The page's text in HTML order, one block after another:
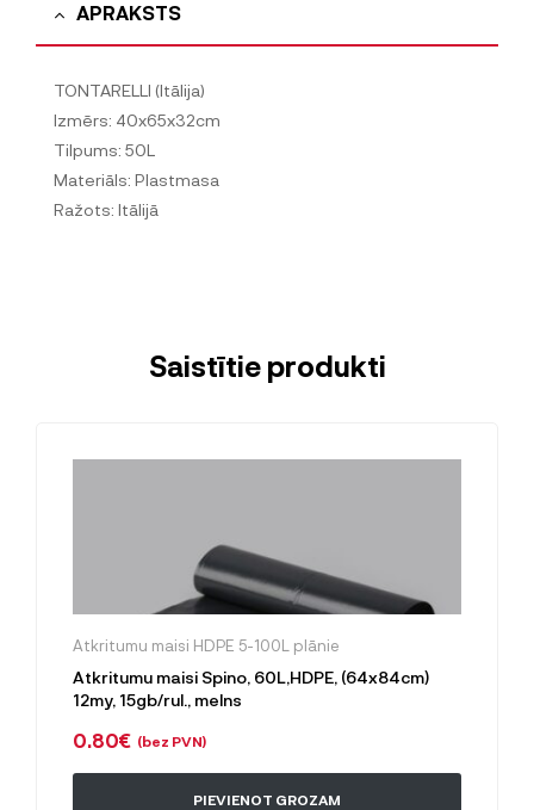
APRAKSTS
TONTARELLI (Itālija)
Izmērs: 40x65x32cm
Tilpums: 50L
Materiāls: Plastmasa
Ražots: Itālijā
Saistītie produkti
Atkritumu maisi HDPE 5-100L plānie
Atkritumu maisi Spino, 60L,HDPE, (64x84cm)
12my, 15gb/rul., melns
0.80€ (bez PVN)
PIEVIENOT GROZAM